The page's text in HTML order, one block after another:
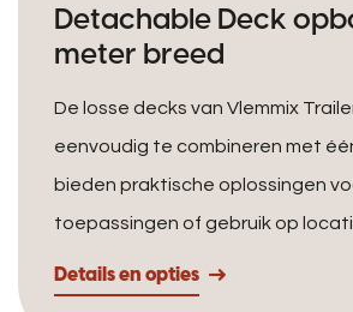
Detachable Deck
meter breed
De losse decks van Vlemmix
eenvoudig te combineren met
bieden praktische oplossingen
toepassingen of gebruik op
Details en opties